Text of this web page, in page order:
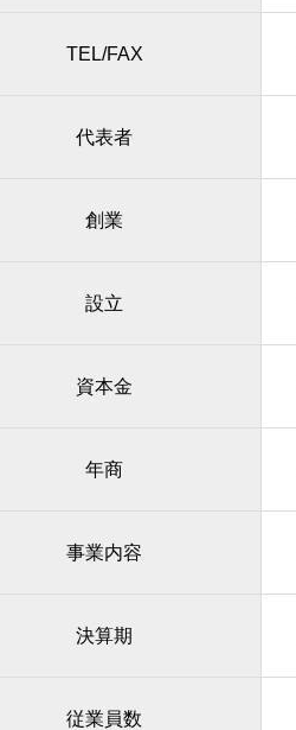
TEL/FAX
代表者
創業
設立
資本金
年商
事業内容
決算期
従業員数